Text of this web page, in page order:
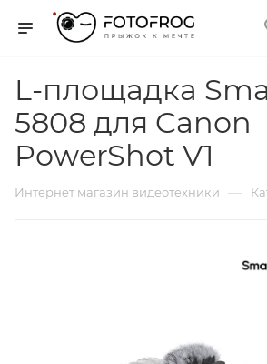
L-площадка
5808 для Canon
PowerShot V1
Интернет магазин видеотехники —